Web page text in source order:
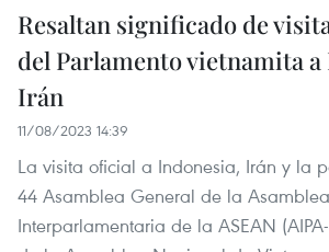
Resaltan significado de
del Parlamento vietnamita a
Irán
11/08/2023 14:39
La visita oficial a Indonesia, Irán y la
44 Asamblea General de la Asamblea
Interparlamentaria de la ASEAN